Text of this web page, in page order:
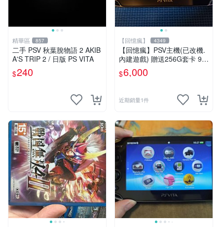
精華區 857
二手 PSV 秋葉脫物語 2 AKIB
A'S TRIP 2 / 日版 PS VITA
$240
【回憶瘋】 4349
【回憶瘋】PSV主機(已改機.
內建遊戲) 贈送256G套卡 9成
新 遊戲機 PSVITA
$6,000
近期銷量1件